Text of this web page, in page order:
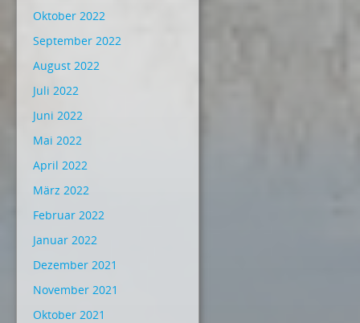
Oktober 2022
September 2022
August 2022
Juli 2022
Juni 2022
Mai 2022
April 2022
März 2022
Februar 2022
Januar 2022
Dezember 2021
November 2021
Oktober 2021